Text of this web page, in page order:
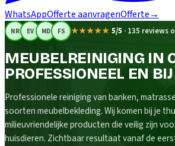
WhatsAppOfferte aanvragenOfferte→
NR EV MD FS ★★★★★ 5/5 · 135 reviews
MEUBELREINIGING IN
PROFESSIONEEL EN
Professionele reiniging van banken,
soorten meubelbekleding. Wij komen bij je
milieuvriendelijke producten die veilig zijn
huisdieren. Zichtbaar resultaat vanaf de